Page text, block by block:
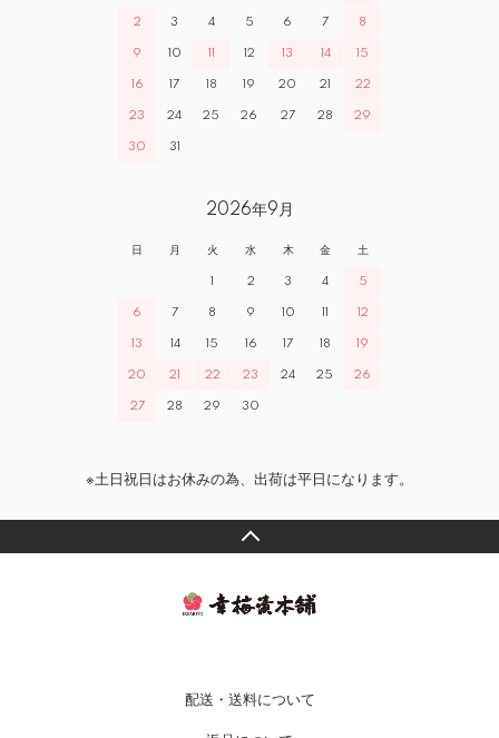
2 3 4 5 6 7 8
9 10 11 12 13 14 15
16 17 18 19 20 21 22
23 24 25 26 27 28 29
30 31
2026年9月
日 月 火 水 木 金 土
1 2 3 4 5
6 7 8 9 10 11 12
13 14 15 16 17 18 19
20 21 22 23 24 25 26
27 28 29 30
※土日祝日はお休みの為、出荷は平日になります。
配送・送料について